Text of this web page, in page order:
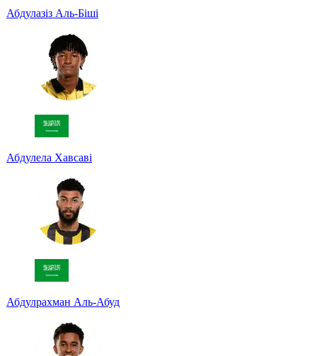
Абдулазіз Аль-Біші
Абдулела Хавсаві
Абдулрахман Аль-Абуд